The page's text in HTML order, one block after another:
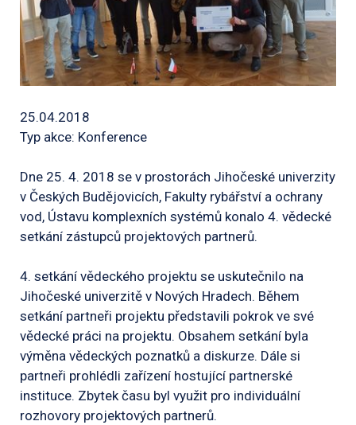
25.04.2018
Typ akce: Konference
Dne 25. 4. 2018 se v prostorách Jihočeské univerzity
v Českých Budějovicích, Fakulty rybářství a ochrany
vod, Ústavu komplexních systémů konalo 4. vědecké
setkání zástupců projektových partnerů.
4. setkání vědeckého projektu se uskutečnilo na
Jihočeské univerzitě v Nových Hradech. Během
setkání partneři projektu představili pokrok ve své
vědecké práci na projektu. Obsahem setkání byla
výměna vědeckých poznatků a diskurze. Dále si
partneři prohlédli zařízení hostující partnerské
instituce. Zbytek času byl využit pro individuální
rozhovory projektových partnerů.